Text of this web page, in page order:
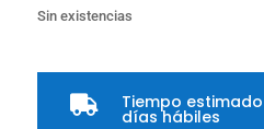
Sin existencias
 Tiempo
días hábiles